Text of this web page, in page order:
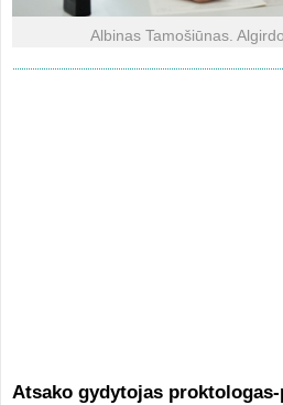
Albinas Tamošiūnas.
Atsako gydytojas